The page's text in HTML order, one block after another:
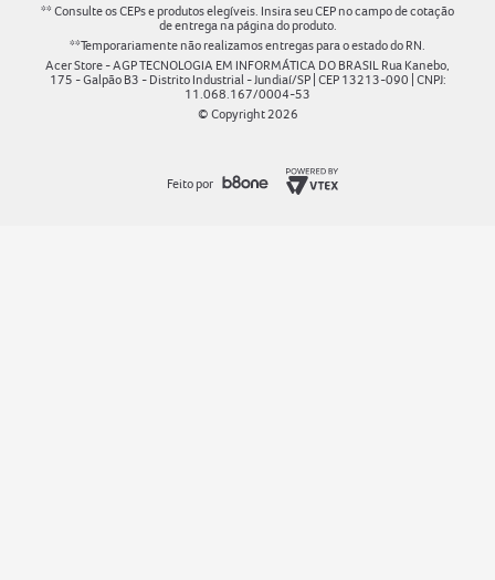
** Consulte os CEPs e produtos elegíveis. Insira seu CEP no campo de cotação
de entrega na página do produto.
**Temporariamente não realizamos entregas para o estado do RN.
Acer Store - AGP TECNOLOGIA EM INFORMÁTICA DO BRASIL Rua Kanebo,
175 - Galpão B3 - Distrito Industrial - Jundiaí/SP | CEP 13213-090 | CNPJ:
11.068.167/0004-53
© Copyright2026
Feito por